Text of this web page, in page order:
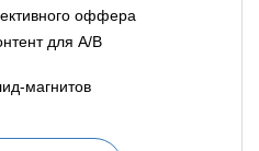
оффера
для A/B
магнитов